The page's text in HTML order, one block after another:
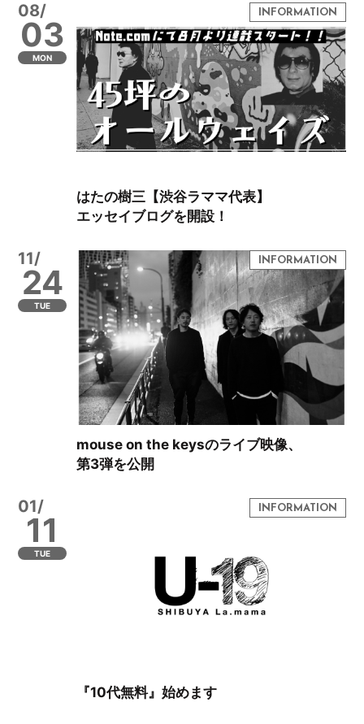
08/
03
MON
はたの樹三【渋谷ラママ代表】
エッセイブログを開設！
11/
24
TUE
mouse on the keysのライブ映像、
第3弾を公開
01/
11
TUE
『10代無料』始めます